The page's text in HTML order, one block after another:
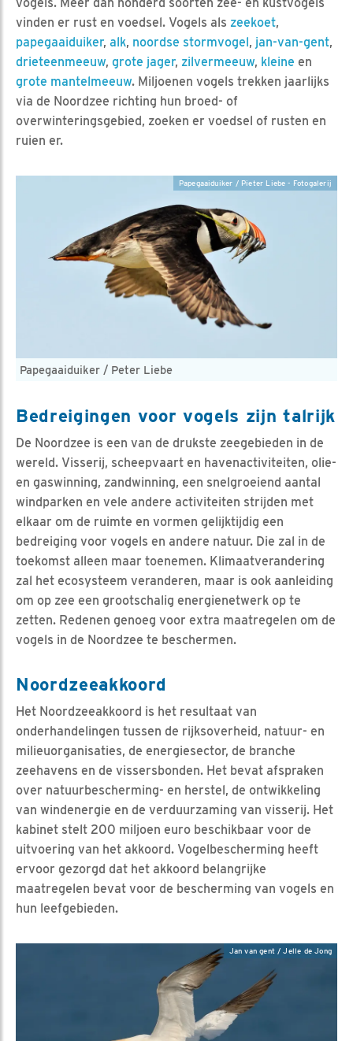
vinden er rust en voedsel. Vogels als zeekoet,
papegaaiduiker, alk, noordse stormvogel, jan-van-gent,
drieteenmeeuw, grote jager, zilvermeeuw, kleine en
grote mantelmeeuw. Miljoenen vogels trekken jaarlijks
via de Noordzee richting hun broed- of
overwinteringsgebied, zoeken er voedsel of rusten en
ruien er.
Papegaaiduiker / Peter Liebe
Papegaaiduiker / Pieter Liebe - Fotogalerij
Bedreigingen voor vogels zijn talrijk
De Noordzee is een van de drukste zeegebieden in de
wereld. Visserij, scheepvaart en havenactiviteiten, olie-
en gaswinning, zandwinning, een snelgroeiend aantal
windparken en vele andere activiteiten strijden met
elkaar om de ruimte en vormen gelijktijdig een
bedreiging voor vogels en andere natuur. Die zal in de
toekomst alleen maar toenemen. Klimaatverandering
zal het ecosysteem veranderen, maar is ook aanleiding
om op zee een grootschalig energienetwerk op te
zetten. Redenen genoeg voor extra maatregelen om de
vogels in de Noordzee te beschermen.
Noordzeeakkoord
Het Noordzeeakkoord is het resultaat van
onderhandelingen tussen de rijksoverheid, natuur- en
milieuorganisaties, de energiesector, de branche
zeehavens en de vissersbonden. Het bevat afspraken
over natuurbescherming- en herstel, de ontwikkeling
van windenergie en de verduurzaming van visserij. Het
kabinet stelt 200 miljoen euro beschikbaar voor de
uitvoering van het akkoord. Vogelbescherming heeft
ervoor gezorgd dat het akkoord belangrijke
maatregelen bevat voor de bescherming van vogels en
hun leefgebieden.
Jan van gent / Jelle de Jong